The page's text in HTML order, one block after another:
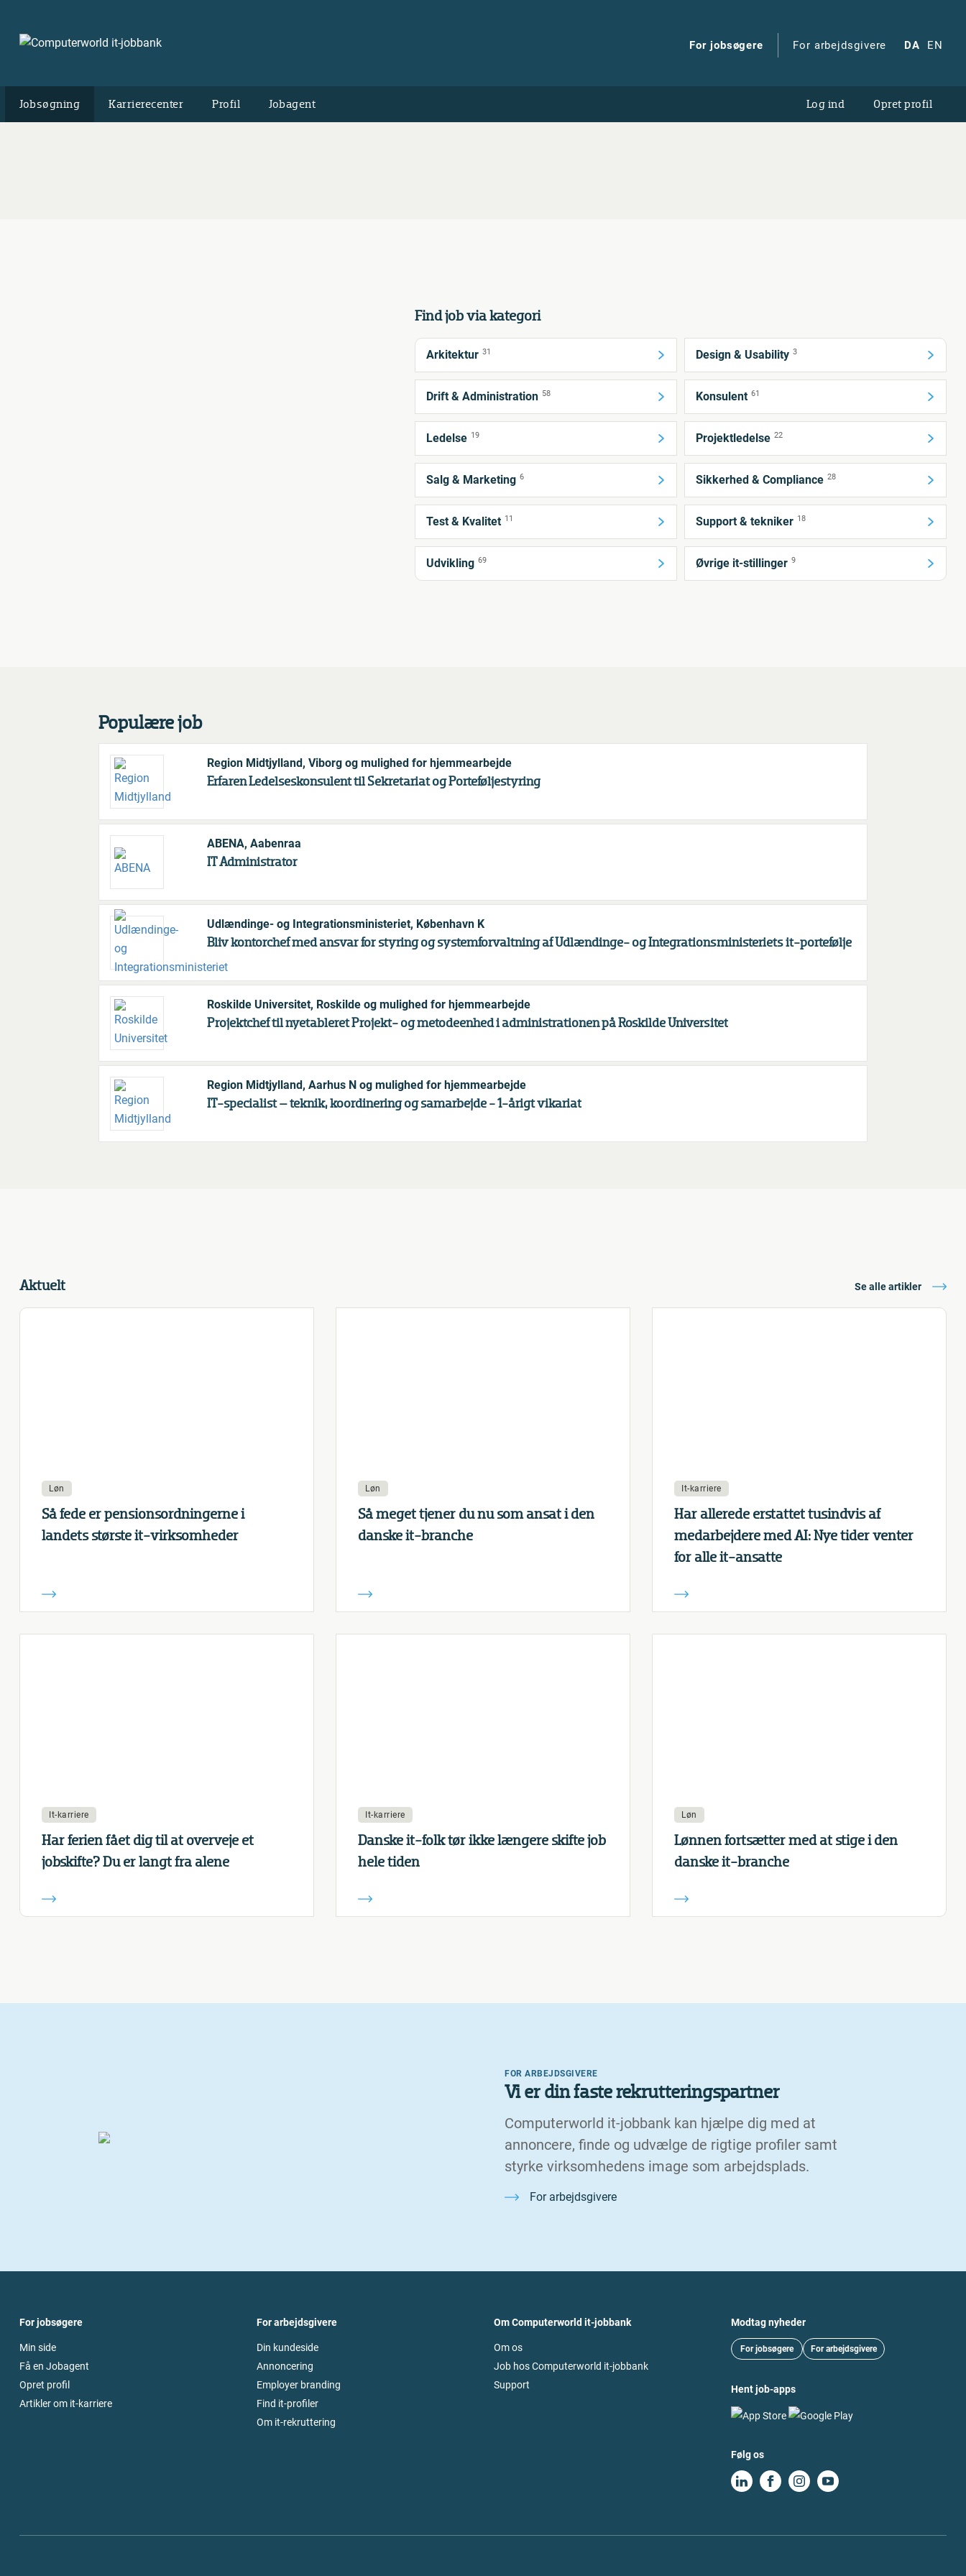
For jobsøgere For arbejdsgivere DA EN
Jobsøgning Karrierecenter Profil Jobagent Log ind Opret profil
Find job via kategori
Arkitektur 31 Design & Usability 3
Drift & Administration 58 Konsulent 61
Ledelse 19 Projektledelse 22
Salg & Marketing 6 Sikkerhed & Compliance 28
Test & Kvalitet 11 Support & tekniker 18
Udvikling 69 Øvrige it-stillinger 9
Populære job
Region Midtjylland, Viborg og mulighed for hjemmearbejde
Erfaren Ledelseskonsulent til Sekretariat og Porteføljestyring
ABENA, Aabenraa
IT Administrator
Udlændinge- og Integrationsministeriet, København K
Bliv kontorchef med ansvar for styring og systemforvaltning af Udlændinge- og Integrationsministeriets it-portefølje
Roskilde Universitet, Roskilde og mulighed for hjemmearbejde
Projektchef til nyetableret Projekt- og metodeenhed i administrationen på Roskilde Universitet
Region Midtjylland, Aarhus N og mulighed for hjemmearbejde
IT-specialist – teknik, koordinering og samarbejde - 1-årigt vikariat
Aktuelt Se alle artikler
Løn
Så fede er pensionsordningerne i
landets største it-virksomheder
Løn
Så meget tjener du nu som ansat i den
danske it-branche
It-karriere
Har allerede erstattet tusindvis af
medarbejdere med AI: Nye tider venter
for alle it-ansatte
It-karriere
Har ferien fået dig til at overveje et
jobskifte? Du er langt fra alene
It-karriere
Danske it-folk tør ikke længere skifte job
hele tiden
Løn
Lønnen fortsætter med at stige i den
danske it-branche
FOR ARBEJDSGIVERE
Vi er din faste rekrutteringspartner
Computerworld it-jobbank kan hjælpe dig med at
annoncere, finde og udvælge de rigtige profiler samt
styrke virksomhedens image som arbejdsplads.
For arbejdsgivere
For jobsøgere
Min side
Få en Jobagent
Opret profil
Artikler om it-karriere
For arbejdsgivere
Din kundeside
Annoncering
Employer branding
Find it-profiler
Om it-rekruttering
Om Computerworld it-jobbank
Om os
Job hos Computerworld it-jobbank
Support
Modtag nyheder
For jobsøgere For arbejdsgivere
Hent job-apps
Følg os